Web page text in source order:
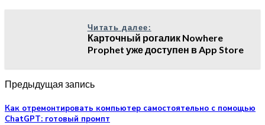
Читать далее:
Карточный рогалик Nowhere
Prophet уже доступен в App Store
Предыдущая запись
Как отремонтировать компьютер самостоятельно с помощью
ChatGPT: готовый промпт